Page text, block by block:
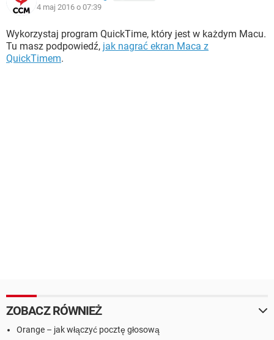
4 maj 2016 o 07:39
Wykorzystaj program QuickTime, który jest w każdym Macu.
Tu masz podpowiedź, jak nagrać ekran Maca z
QuickTimem.
ZOBACZ RÓWNIEŻ
Orange – jak włączyć pocztę głosową